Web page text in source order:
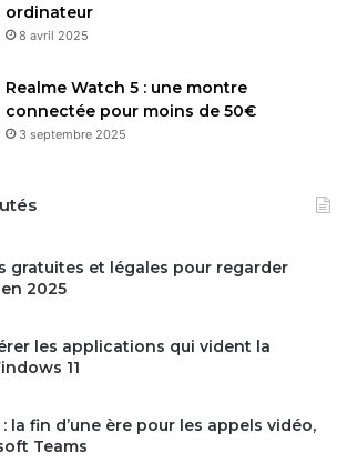
ordinateur
8 avril 2025
Realme Watch 5 : une montre
connectée pour moins de 50€
3 septembre 2025
gratuites et légales pour regarder
2025
les applications qui vident la
11
: la fin d’une ère pour les appels vidéo,
Teams